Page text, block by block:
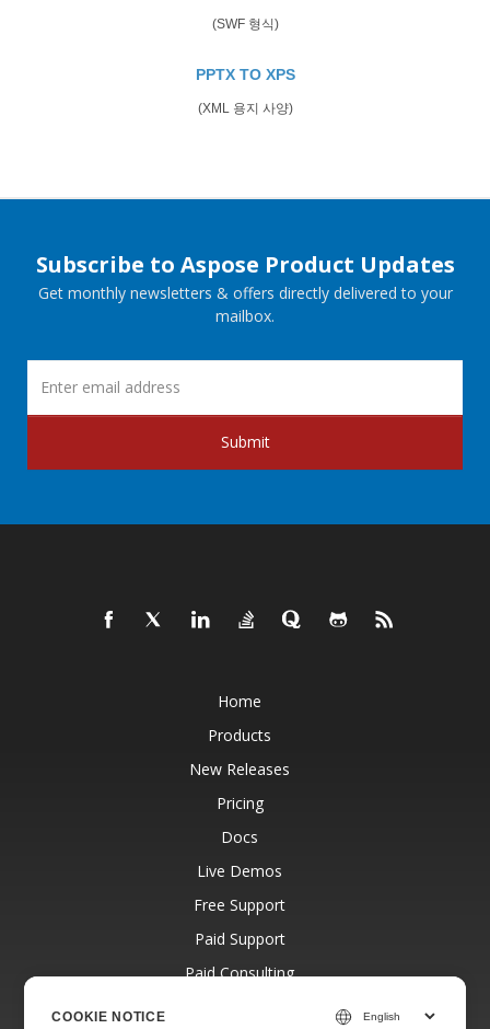
(SWF 형식)
PPTX TO XPS
(XML 용지 사양)
Subscribe to Aspose Product Updates
Get monthly newsletters & offers directly delivered to your
mailbox.
Submit
Home
Products
New Releases
Pricing
Docs
Live Demos
Free Support
Paid Support
Paid Consulting
COOKIE NOTICE